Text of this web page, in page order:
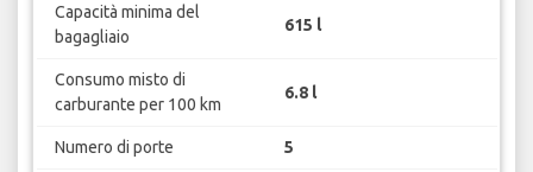
Capacità minima del
bagagliaio
615 l
Consumo misto di
carburante per 100 km
6.8 l
Numero di porte 5